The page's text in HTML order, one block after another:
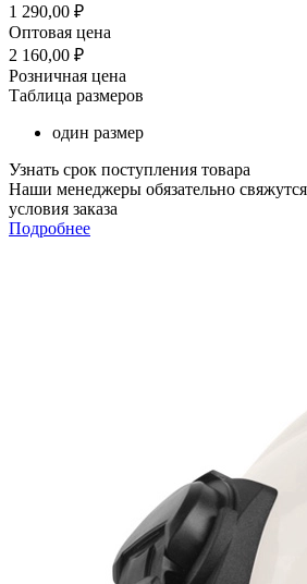
1 290,00 ₽
Оптовая цена
2 160,00 ₽
Розничная цена
Таблица размеров
один размер
Узнать срок поступления товара
Наши менеджеры обязательно
условия заказа
Подробнее